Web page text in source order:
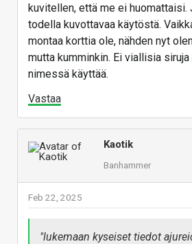
kuvitellen, että me ei huomattaisi.
todella kuvottavaa käytöstä.
montaa korttia ole, nähden nyt
mutta kumminkin. Ei viallisia
nimessä käyttää.
Vastaa
Kaotik
Banhammer
Feb 22, 2025
"lukemaan kyseiset tiedot